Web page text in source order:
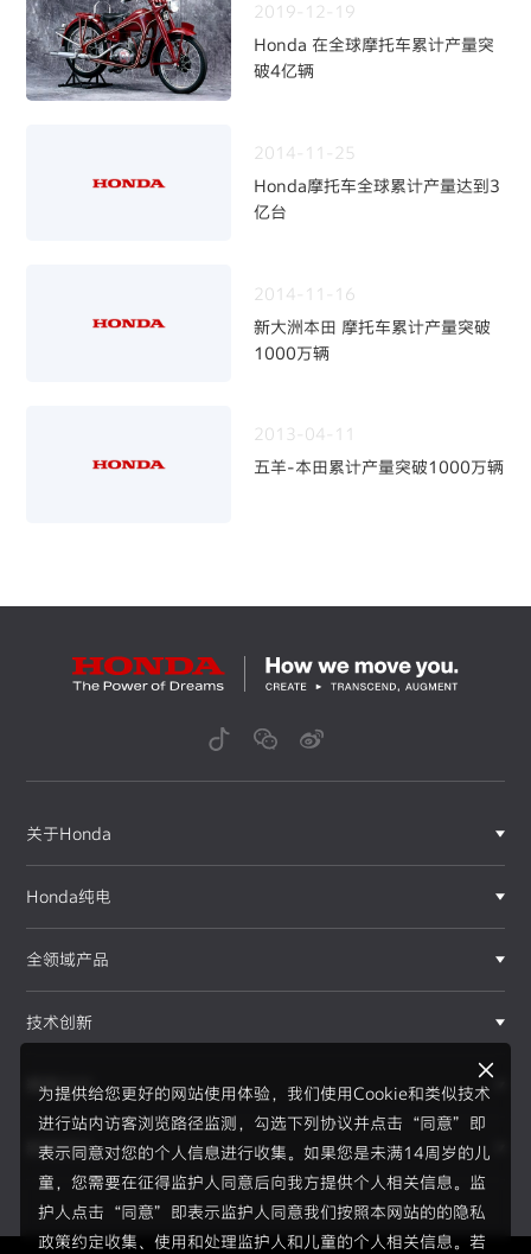
2019-12-19
Honda 在全球摩托车累计产量突
破4亿辆
2014-11-25
Honda摩托车全球累计产量达到3
亿台
2014-11-16
新大洲本田 摩托车累计产量突破
1000万辆
2013-04-11
五羊-本田累计产量突破1000万辆
为提供给您更好的网站使用体验，我们使用Cookie和类似技术
进行站内访客浏览路径监测，勾选下列协议并点击“同意”即
表示同意对您的个人信息进行收集。如果您是未满14周岁的儿
童，您需要在征得监护人同意后向我方提供个人相关信息。监
护人点击“同意”即表示监护人同意我们按照本网站的的隐私
政策约定收集、使用和处理监护人和儿童的个人相关信息。若
关于Honda
Honda纯电
全领域产品
技术创新
赛事运动
新闻资讯
F1®赛事